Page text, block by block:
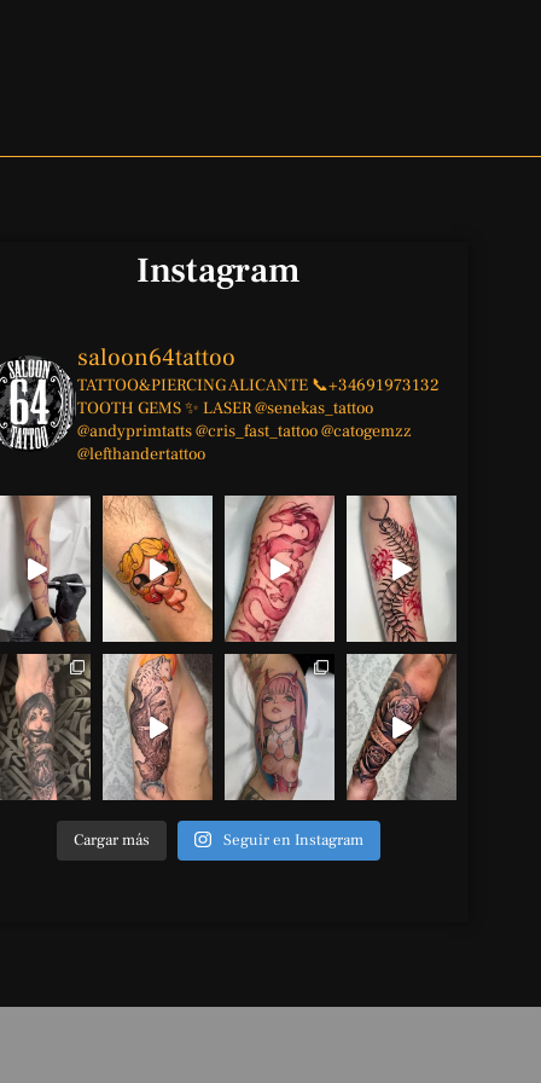
Instagram
saloon64tattoo
TATTOO&PIERCINGALICANTE 📞+34691973132
TOOTH GEMS ✨ LASER@senekas_tattoo
@andyprimtatts@cris_fast_tattoo@catogemzz
@lefthandertattoo
Cargar más Seguir en Instagram